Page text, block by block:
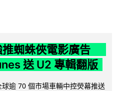
推蜘蛛俠電影廣告
送 U2 專輯翻版
逾 70 個市場車輛中控熒幕推送